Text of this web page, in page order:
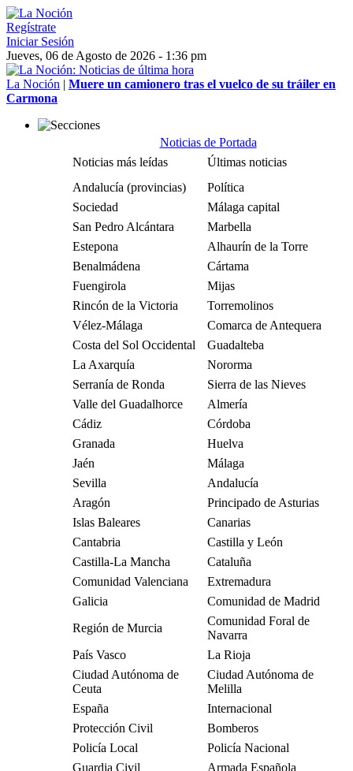
Regístrate
Iniciar Sesión
Jueves, 06 de Agosto de 2026 - 1:36 pm
La Noción | Muere un camionero tras el vuelco de su tráiler en
Carmona
Noticias de Portada
Noticias más leídas
Últimas noticias
Andalucía (provincias)
Política
Sociedad
Málaga capital
San Pedro Alcántara
Marbella
Estepona
Alhaurín de la Torre
Benalmádena
Cártama
Fuengirola
Mijas
Rincón de la Victoria
Torremolinos
Vélez-Málaga
Comarca de Antequera
Costa del Sol Occidental
Guadalteba
La Axarquía
Nororma
Serranía de Ronda
Sierra de las Nieves
Valle del Guadalhorce
Almería
Cádiz
Córdoba
Granada
Huelva
Jaén
Málaga
Sevilla
Andalucía
Aragón
Principado de Asturias
Islas Baleares
Canarias
Cantabria
Castilla y León
Castilla-La Mancha
Cataluña
Comunidad Valenciana
Extremadura
Galicia
Comunidad de Madrid
Región de Murcia
Comunidad Foral de
Navarra
País Vasco
La Rioja
Ciudad Autónoma de
Ceuta
Ciudad Autónoma de
Melilla
España
Internacional
Protección Civil
Bomberos
Policía Local
Policía Nacional
Guardia Civil
Armada Española